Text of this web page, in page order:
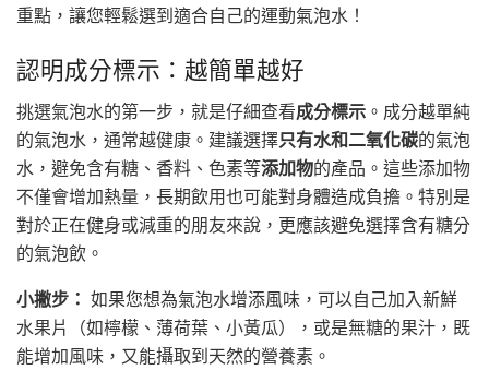
重點，讓您輕鬆選到適合自己的運動氣泡水！
認明成分標示：越簡單越好
挑選氣泡水的第一步，就是仔細查看成分標示 。成分越單純
的氣泡水，通常越健康。建議選擇只有水和二氧化碳的氣泡
水，避免含有糖、香料、色素等添加物的產品。這些添加物
不僅會增加熱量，長期飲用也可能對身體造成負擔。特別是
對於正在健身或減重的朋友來說，更應該避免選擇含有糖分
的氣泡飲。
小撇步： 如果您想為氣泡水增添風味，可以自己加入新鮮
水果片（如檸檬、薄荷葉、小黃瓜），或是無糖的果汁，既
能增加風味，又能攝取到天然的營養素。